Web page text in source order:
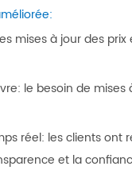
mises à jour des
le besoin de
réel: les clients
et la